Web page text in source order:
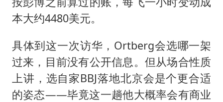
本大约4480美元。
具体到这一次访华，Ortberg会选哪一架
过来，目前没有公开信息。但从场合性质
上讲，选自家BBJ落地北京会是个更合适
的姿态——毕竟这一趟他大概率会有商业